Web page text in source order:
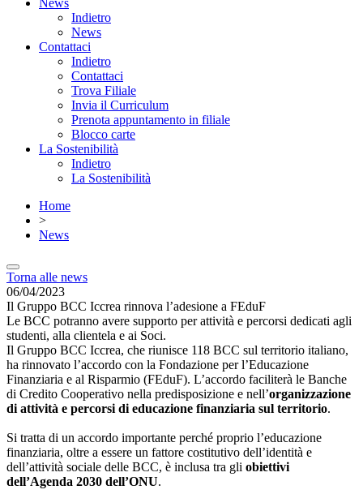
News
Indietro
News
Contattaci
Indietro
Contattaci
Trova Filiale
Invia il Curriculum
Prenota appuntamento in filiale
Blocco carte
La Sostenibilità
Indietro
La Sostenibilità
Home
>
News
Torna alle news
06/04/2023
Il Gruppo BCC Iccrea rinnova l’adesione a FEduF
Le BCC potranno avere supporto per attività e percorsi dedicati agli
studenti, alla clientela e ai Soci.
Il Gruppo BCC Iccrea, che riunisce 118 BCC sul territorio italiano,
ha rinnovato l’accordo con la Fondazione per l’Educazione
Finanziaria e al Risparmio (FEduF). L’accordo faciliterà le Banche
di Credito Cooperativo nella predisposizione e nell’organizzazione
di attività e percorsi di educazione finanziaria sul territorio.
Si tratta di un accordo importante perché proprio l’educazione
finanziaria, oltre a essere un fattore costitutivo dell’identità e
dell’attività sociale delle BCC, è inclusa tra gli obiettivi
dell’Agenda 2030 dell’ONU.